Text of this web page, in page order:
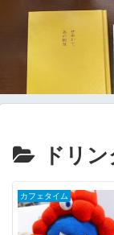
ドリン
カフェタイム